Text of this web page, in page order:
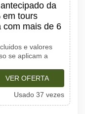
da
em tours
com mais de 6
e valores
se aplicam a
VER OFERTA
Usado 37 vezes